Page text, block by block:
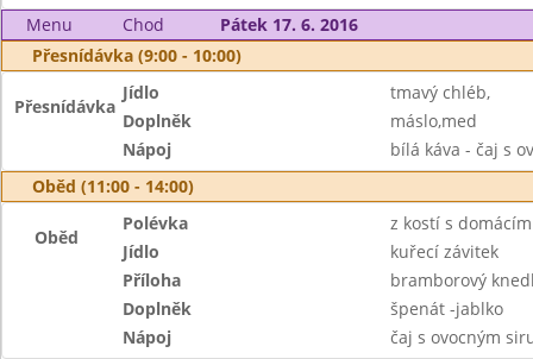
Menu
Chod
Pátek 17. 6. 2016
Přesnídávka (9:00 - 10:00)
Přesnídávka
Jídlo
tmavý chléb,
Doplněk
máslo,med
Nápoj
bílá káva - čaj s
Oběd (11:00 - 14:00)
Oběd
Polévka
z kostí s
Jídlo
kuřecí závitek
Příloha
bramborový
Doplněk
špenát -jablko
Nápoj
čaj s ovocným